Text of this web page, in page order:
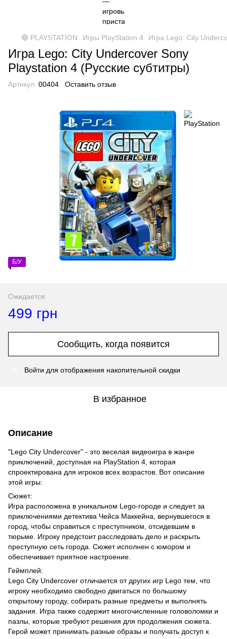
🔵 PLAYSTATION Игры PlayStation 4 Игра Lego: City
Игра Lego: City Undercover Sony
Playstation 4 (Русские субтитры)
Артикул: 00404 Оставить отзыв
Б/У
Ожидается
499 грн
Сообщить, когда появится
Войти для отображения накопительной скидки
В избранное
Описание
"Lego City Undercover" - это веселая видеоигра в жанре
приключений, доступная на PlayStation 4, которая
спроектирована для игроков всех возрастов. Вот описание
этой игры:
Сюжет:
Игра расположена в уникальном Lego-городе и следует за
приключениями детектива Чейса Маккейна, вернувшегося в
город, чтобы справиться с преступником, отсидевшим в
тюрьме. Игроку предстоит расследовать дело и раскрыть
преступную сеть города. Сюжет исполнен с юмором и
обеспечивает приятное настроение.
Геймплей:
Lego City Undercover отличается от других игр Lego тем, что
игроку необходимо свободно двигаться по большому
открытому городу, собирать разные предметы и выполнять
задания. Игра также содержит многочисленные головоломки и
пазлы, которые требуют решения для продолжения сюжета.
Герой может принимать разные образы и получать доступ к